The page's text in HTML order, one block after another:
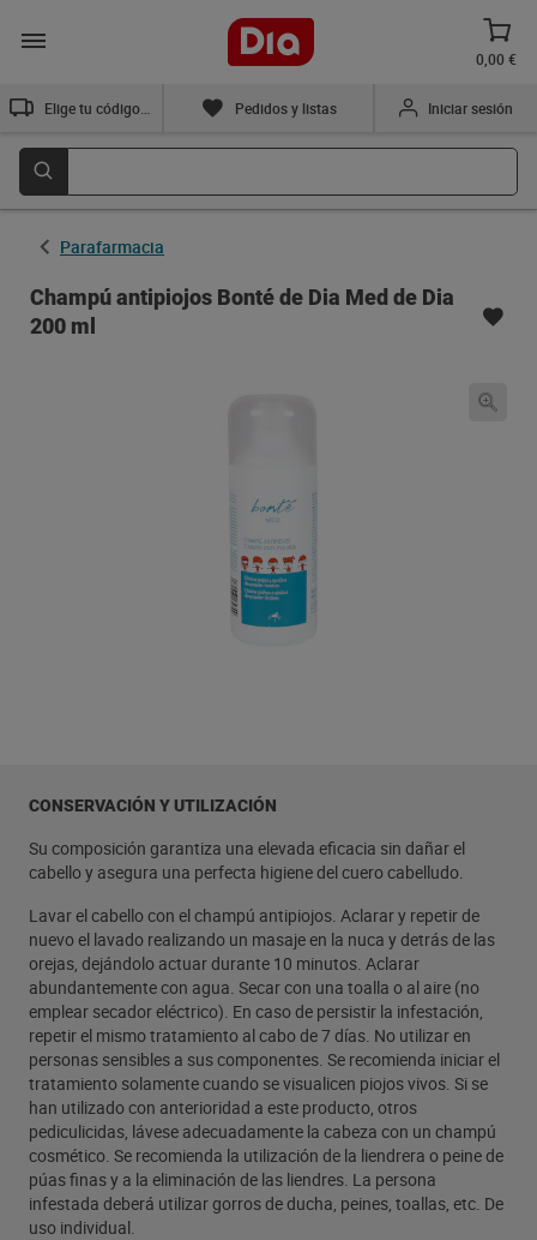
0,00 €
Pedidos y listas Iniciar sesión
Parafarmacia
Champú antipiojos Bonté de Dia Med de Dia
200 ml
CONSERVACIÓN Y UTILIZACIÓN
Su composición garantiza una elevada eficacia sin dañar el
cabello y asegura una perfecta higiene del cuero cabelludo.
Lavar el cabello con el champú antipiojos. Aclarar y repetir de
nuevo el lavado realizando un masaje en la nuca y detrás de las
orejas, dejándolo actuar durante 10 minutos. Aclarar
abundantemente con agua. Secar con una toalla o al aire (no
emplear secador eléctrico). En caso de persistir la infestación,
repetir el mismo tratamiento al cabo de 7 días. No utilizar en
personas sensibles a sus componentes. Se recomienda iniciar el
tratamiento solamente cuando se visualicen piojos vivos. Si se
han utilizado con anterioridad a este producto, otros
pediculicidas, lávese adecuadamente la cabeza con un champú
cosmético. Se recomienda la utilización de la liendrera o peine de
púas finas y a la eliminación de las liendres. La persona
infestada deberá utilizar gorros de ducha, peines, toallas, etc. De
uso individual.